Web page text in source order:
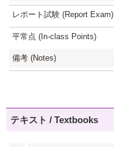
レポート試験 (Report Exam)
平常点 (In-class Points)
備考 (Notes)
テキスト / Textbooks